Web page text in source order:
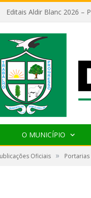
Editais Aldir Blanc 2026 –
O MUNICÍPIO
Oficiais » Portarias